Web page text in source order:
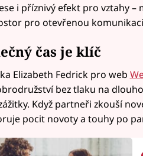
i příznivý efekt pro vztahy –
pro otevřenou
čas je klíč
Elizabeth Fedrick pro web
bez tlaku na
Když partneři zkouší
pocit novoty a touhy po